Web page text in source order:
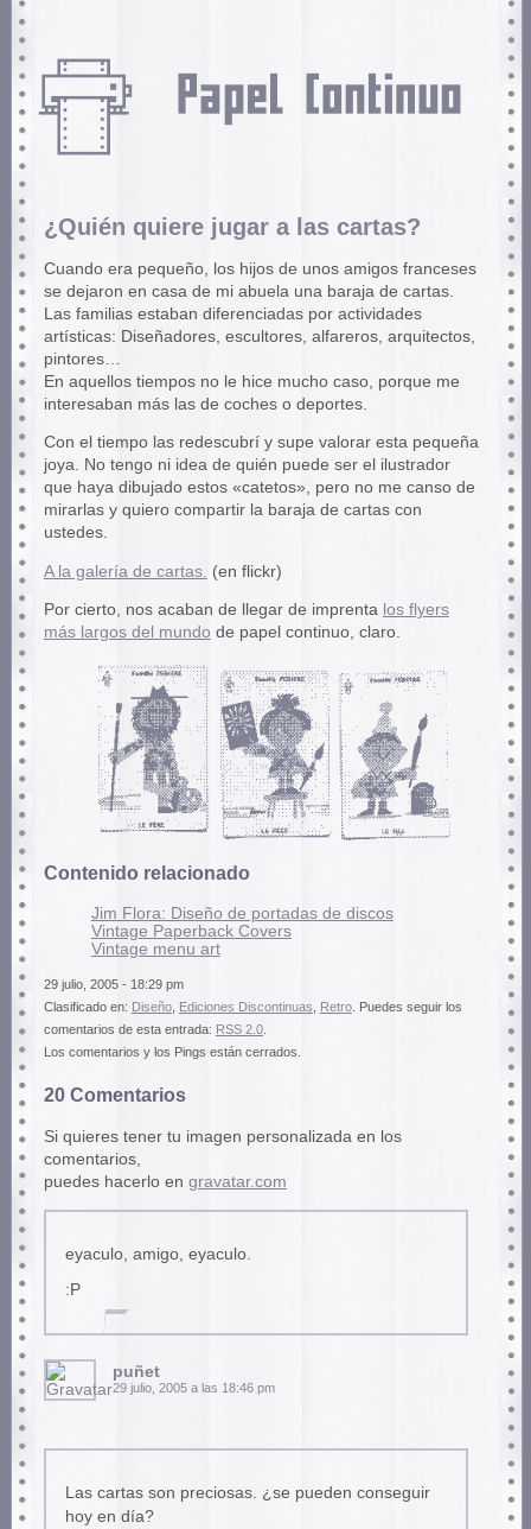
¿Quién quiere jugar a las cartas?
Cuando era pequeño, los hijos de unos amigos franceses
se dejaron en casa de mi abuela una baraja de cartas.
Las familias estaban diferenciadas por actividades
artísticas: Diseñadores, escultores, alfareros, arquitectos,
pintores…
En aquellos tiempos no le hice mucho caso, porque me
interesaban más las de coches o deportes.
Con el tiempo las redescubrí y supe valorar esta pequeña
joya. No tengo ni idea de quién puede ser el ilustrador
que haya dibujado estos «catetos», pero no me canso de
mirarlas y quiero compartir la baraja de cartas con
ustedes.
A la galería de cartas. (en flickr)
Por cierto, nos acaban de llegar de imprenta los flyers
más largos del mundo de papel continuo, claro.
Contenido relacionado
Jim Flora: Diseño de portadas de discos
Vintage Paperback Covers
Vintage menu art
29 julio, 2005 - 18:29 pm
Clasificado en: Diseño, Ediciones Discontinuas Retro. Puedes seguir los
comentarios de esta entrada: RSS 2.0.
Los comentarios y los Pings están cerrados.
20 Comentarios
Si quieres tener tu imagen personalizada en los
comentarios,
puedes hacerlo en gravatar.com
eyaculo, amigo, eyaculo.
:P
puñet
29 julio, 2005 a las 18:46 pm
Las cartas son preciosas. ¿se pueden conseguir
hoy en día?